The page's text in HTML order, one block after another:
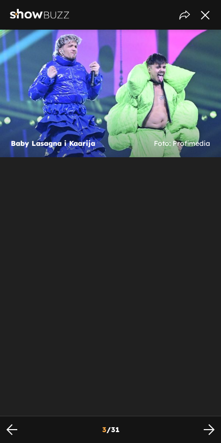
Baby Lasagna i Kaarija Foto: Profimedia
3/31